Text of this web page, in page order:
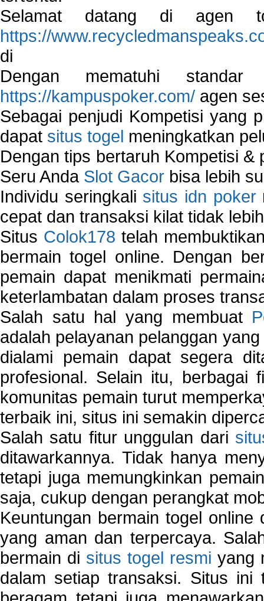
Selamat datang di agen
https://
di
Dengan mematuhi
https://kampuspoker.com/ agen
Sebagai penjudi Kompetisi yang
dapat situs togel meningkatkan
Dengan tips bertaruh Kompetisi
Seru Anda Slot Gacor bisa lebih
Individu seringkali situs idn poker
cepat dan transaksi kilat tidak
Situs Colok178 telah
bermain togel online. Dengan
pemain dapat menikmati
keterlambatan dalam proses
Salah satu hal yang membuat
adalah pelayanan pelanggan
dialami pemain dapat segera
profesional. Selain itu, berbagai
komunitas pemain turut
terbaik ini, situs ini semakin
Salah satu fitur unggulan dari
ditawarkannya. Tidak hanya
tetapi juga memungkinkan
saja, cukup dengan perangkat
Keuntungan bermain togel
yang aman dan terpercaya.
bermain di situs togel resmi yang
dalam setiap transaksi. Situs ini